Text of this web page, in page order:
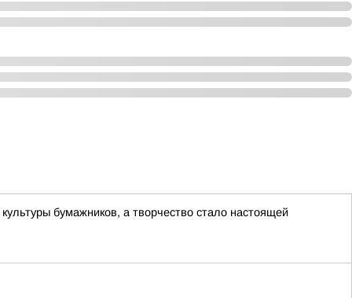
бумажников, а творчество стало настоящей